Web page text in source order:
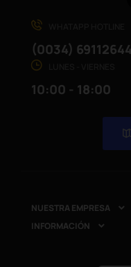
(0034)
10:00 - 18:00
NUESTRA EMPRESA 
INFORMACIÓN 